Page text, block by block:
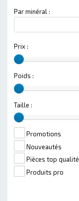
Par minéral :
Prix :
Poids :
Taille :
Promotions
Nouveautés
Pièces top qualité
Produits pro